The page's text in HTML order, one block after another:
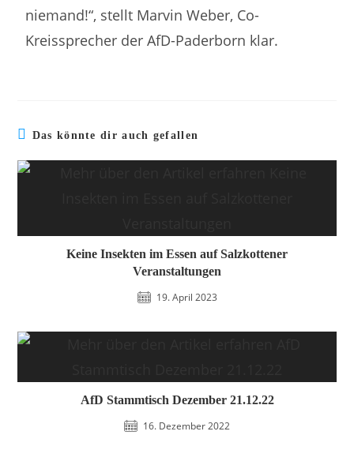
niemand!“, stellt Marvin Weber, Co-
Kreissprecher der AfD-Paderborn klar.
Das könnte dir auch gefallen
Keine Insekten im Essen auf Salzkottener
Veranstaltungen
19. April 2023
AfD Stammtisch Dezember 21.12.22
16. Dezember 2022